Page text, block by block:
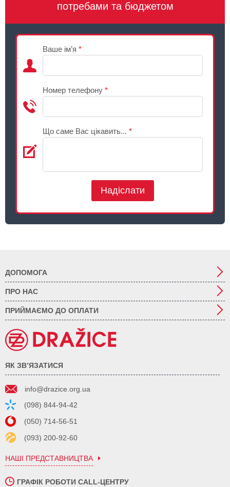
потребами та бюджетом
Ваше ім’я *
Номер телефону *
Що саме Вас цікавить... *
Надіслати
ДОПОМОГА
ПРО НАС
ПРИЙМАЄМО ДО ОПЛАТИ
ЯК ЗВ’ЯЗАТИСЯ
info@drazice.org.ua
(098) 844-94-42
(050) 714-56-51
(093) 200-92-60
НАШІ ПРЕДСТАВНИЦТВА
ГРАФІК РОБОТИ CALL-ЦЕНТРУ